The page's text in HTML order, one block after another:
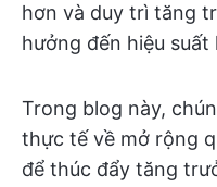
hơn và duy trì tăng
hưởng đến hiệu
Trong blog này,
thực tế về mở rộng
để thúc đẩy tăng